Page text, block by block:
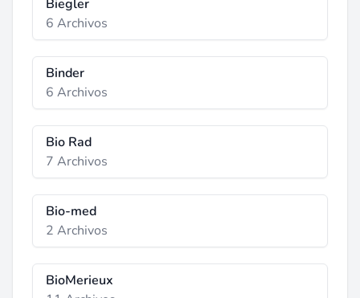
Biegler
6 Archivos
Binder
6 Archivos
Bio Rad
7 Archivos
Bio-med
2 Archivos
BioMerieux